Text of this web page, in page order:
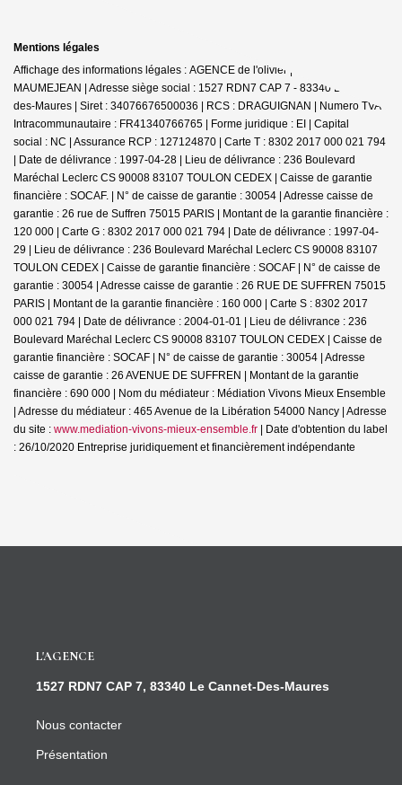
Mentions légales
Affichage des informations légales : AGENCE de l'olivier | Raison sociale : D
MAUMEJEAN | Adresse siège social : 1527 RDN7 CAP 7 - 83340 Le Cannet-
des-Maures | Siret : 34076676500036 | RCS : DRAGUIGNAN | Numero TVA
Intracommunautaire : FR41340766765 | Forme juridique : EI | Capital
social : NC | Assurance RCP : 127124870 | Carte T : 8302 2017 000 021 794
| Date de délivrance : 1997-04-28 | Lieu de délivrance : 236 Boulevard
Maréchal Leclerc CS 90008 83107 TOULON CEDEX | Caisse de garantie
financière : SOCAF. | N° de caisse de garantie : 30054 | Adresse caisse de
garantie : 26 rue de Suffren 75015 PARIS | Montant de la garantie financière :
120 000 | Carte G : 8302 2017 000 021 794 | Date de délivrance : 1997-04-
29 | Lieu de délivrance : 236 Boulevard Maréchal Leclerc CS 90008 83107
TOULON CEDEX | Caisse de garantie financière : SOCAF | N° de caisse de
garantie : 30054 | Adresse caisse de garantie : 26 RUE DE SUFFREN 75015
PARIS | Montant de la garantie financière : 160 000 | Carte S : 8302 2017
000 021 794 | Date de délivrance : 2004-01-01 | Lieu de délivrance : 236
Boulevard Maréchal Leclerc CS 90008 83107 TOULON CEDEX | Caisse de
garantie financière : SOCAF | N° de caisse de garantie : 30054 | Adresse
caisse de garantie : 26 AVENUE DE SUFFREN | Montant de la garantie
financière : 690 000 | Nom du médiateur : Médiation Vivons Mieux Ensemble
| Adresse du médiateur : 465 Avenue de la Libération 54000 Nancy | Adresse
du site : www.mediation-vivons-mieux-ensemble.fr | Date d'obtention du label
: 26/10/2020 Entreprise juridiquement et financièrement indépendante
L'AGENCE
1527 RDN7 CAP 7, 83340 Le Cannet-Des-Maures
Nous contacter
Présentation